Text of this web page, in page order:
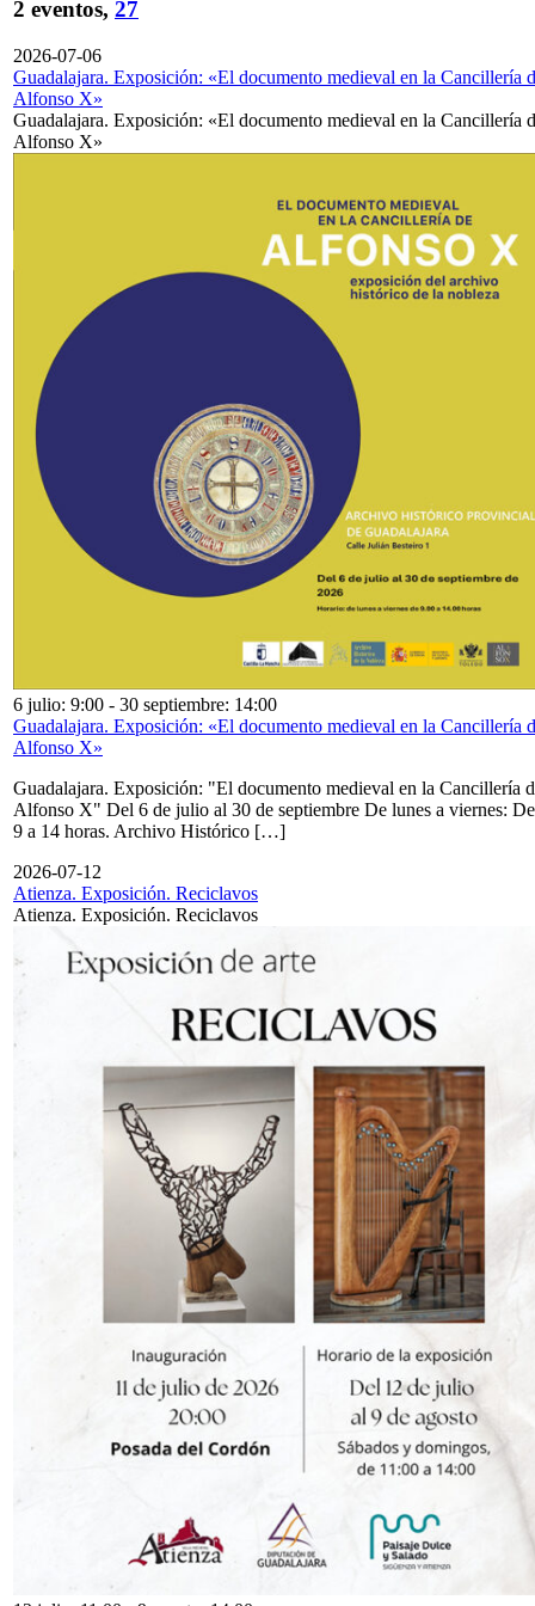
2 eventos, 27
2026-07-06
Guadalajara. Exposición: «El documento medieval en la Cancillería
Alfonso X»
Guadalajara. Exposición: «El documento medieval en la Cancillería
Alfonso X»
6 julio: 9:00 - 30 septiembre: 14:00
Guadalajara. Exposición: «El documento medieval en la Cancillería
Alfonso X»
Guadalajara. Exposición: "El documento medieval en la Cancillería
Alfonso X" Del 6 de julio al 30 de septiembre De lunes a viernes: De
9 a 14 horas. Archivo Histórico […]
2026-07-12
Atienza. Exposición. Reciclavos
Atienza. Exposición. Reciclavos